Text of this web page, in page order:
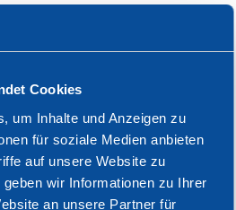
Cookies
um Inhalte und Anzeigen zu
für soziale Medien anbieten
auf unsere Website zu
wir Informationen zu Ihrer
an unsere Partner für
SIE DA
den Sie bevorzugen, und
uns auf, wenn Sie eine
oder Informationen
und Dienstleistungen